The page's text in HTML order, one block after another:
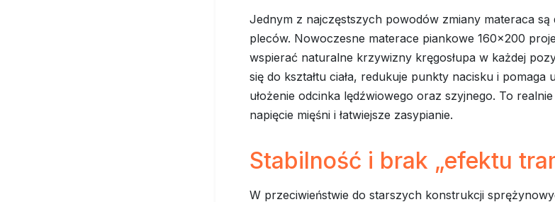
Jednym z najczęstszych powodów zmiany materaca są
pleców. Nowoczesne materace piankowe 160x200
wspierać naturalne krzywizny kręgosłupa w każdej
się do kształtu ciała, redukuje punkty nacisku i pomaga
ułożenie odcinka lędźwiowego oraz szyjnego. To
napięcie mięśni i łatwiejsze zasypianie.
Stabilność i brak „efektu
W przeciwieństwie do starszych konstrukcji